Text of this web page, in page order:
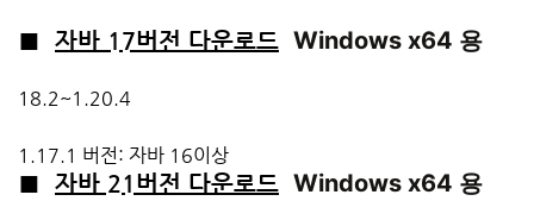
■ 자바 17버전 다운로드 Windows x64 용
18.2~1.20.4
1.17.1 버전: 자바 16이상
■ 자바 21버전 다운로드 Windows x64 용